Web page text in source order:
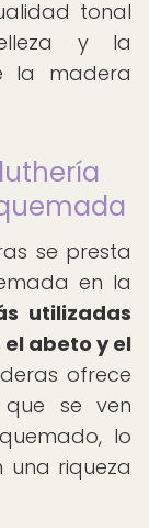
tonal
y la
la madera
se presta
en la
utilizadas
abeto y el
ofrece
que se ven
lo
una riqueza